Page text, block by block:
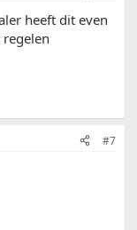
heeft dit even
#7